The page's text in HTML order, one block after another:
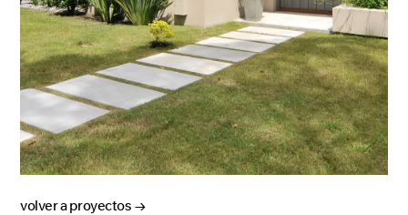
volver a proyectos →